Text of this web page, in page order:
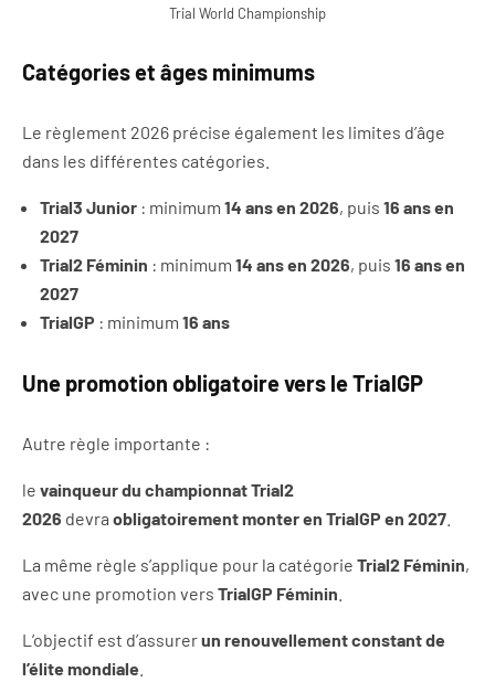
Trial World Championship
Catégories et âges minimums
Le règlement 2026 précise également les limites d’âge
dans les différentes catégories.
Trial3 Junior : minimum 14 ans en 2026, puis 16 ans en
2027
Trial2 Féminin : minimum 14 ans en 2026, puis 16 ans en
2027
TrialGP : minimum 16 ans
Une promotion obligatoire vers le TrialGP
Autre règle importante :
le vainqueur du championnat Trial2
2026 devra obligatoirement monter en TrialGP en 2027
La même règle s’applique pour la catégorie Trial2 Féminin,
avec une promotion vers TrialGP Féminin
L’objectif est d’assurerun renouvellement constant de
l’élite mondiale